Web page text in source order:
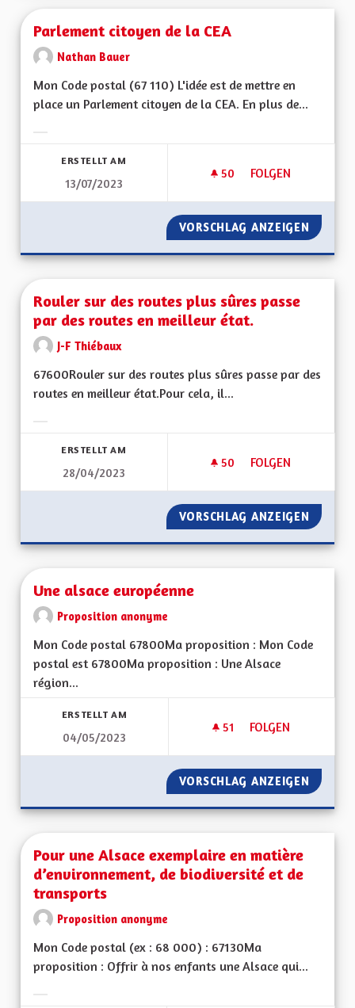
Parlement citoyen de la CEA
Nathan Bauer
Mon Code postal (67 110) L'idée est de mettre en
place un Parlement citoyen de la CEA. En plus de...
ERSTELLT AM
13/07/2023
50 50 FOLLOWER
FOLGEN
PARLEMENT
VORSCHLAG ANZEIGEN
Rouler sur des routes plus sûres passe
par des routes en meilleur état.
J-F Thiébaux
67600Rouler sur des routes plus sûres passe par des
routes en meilleur état.Pour cela, il...
ERSTELLT AM
28/04/2023
50 50 FOLLOWER
FOLGEN
ROULER SUR DES
VORSCHLAG ANZEIGEN
Une alsace européenne
Proposition anonyme
Mon Code postal 67800Ma proposition : Mon Code
postal est 67800Ma proposition : Une Alsace
région...
ERSTELLT AM
04/05/2023
51 51 FOLLOWER
FOLGEN
UNE ALSACE
VORSCHLAG ANZEIGEN UNE
Pour une Alsace exemplaire en matière
d’environnement, de biodiversité et de
transports
Proposition anonyme
Mon Code postal (ex : 68 000) : 67130Ma
proposition : Offrir à nos enfants une Alsace qui...